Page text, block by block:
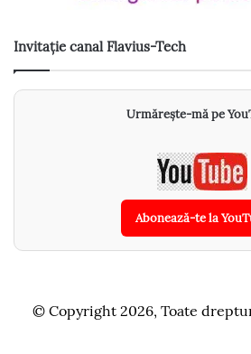
Invitație canal Flavius-Tech
Urmărește-mă pe
Abonează-te la
© Copyright 2026, Toate